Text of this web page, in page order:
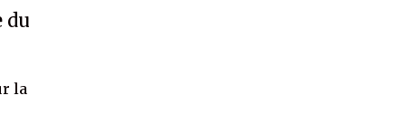
du
la